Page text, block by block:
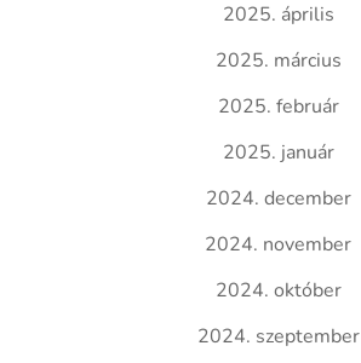
2025. április
2025. március
2025. február
2025. január
2024. december
2024. november
2024. október
2024. szeptember